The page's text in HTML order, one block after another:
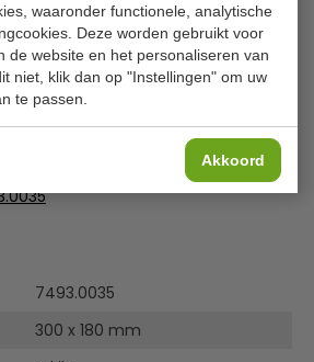
waaronder functionele, analytische
Deze worden gebruikt voor
de website en het personaliseren van
niet, klik dan op "Instellingen" om uw
te passen.
Akkoord
ronde inbouw spoelbak.
zie accessoires.
7493.0035
300 x 180 mm